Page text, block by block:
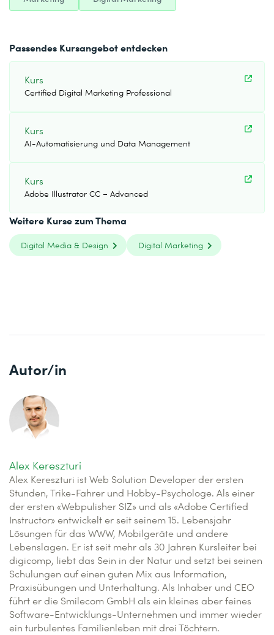
Passendes Kursangebot entdecken
Kurs
Certified Digital Marketing Professional
Kurs
AI-Automatisierung und Data Management
Kurs
Adobe Illustrator CC – Advanced
Weitere Kurse zum Thema
Digital Media & Design Digital Marketing
Autor/in
Alex Kereszturi
Alex Kereszturi ist Web Solution Developer der ersten
Stunden, Trike-Fahrer und Hobby-Psychologe. Als einer
der ersten «Webpulisher SIZ» und als «Adobe Certified
Instructor» entwickelt er seit seinem 15. Lebensjahr
Lösungen für das WWW, Mobilgeräte und andere
Lebenslagen. Er ist seit mehr als 30 Jahren Kursleiter bei
digicomp, liebt das Sein in der Natur und setzt bei seinen
Schulungen auf einen guten Mix aus Information,
Praxisübungen und Unterhaltung. Als Inhaber und CEO
führt er die Smilecom GmbH als ein kleines aber feines
Software-Entwicklungs-Unternehmen und immer wieder
ein turbulentes Familienleben mit drei Töchtern.